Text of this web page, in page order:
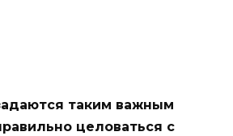
таким важным
целоваться с